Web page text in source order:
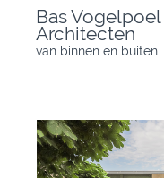
content
Bas Vogelpoel
Architecten
van binnen en buiten